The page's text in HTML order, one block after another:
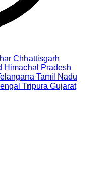
Chhattisgarh
Himachal Pradesh
Tamil Nadu
Tripura Gujarat